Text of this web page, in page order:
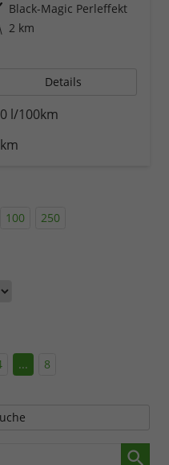
Black-Magic Perleffekt
2 km
Details
l/100km
100 250
... 8